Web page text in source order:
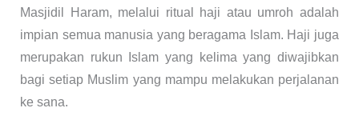
Masjidil Haram, melalui ritual haji atau umroh adalah
impian semua manusia yang beragama Islam. Haji juga
merupakan rukun Islam yang kelima yang diwajibkan
bagi setiap Muslim yang mampu melakukan perjalanan
ke sana.